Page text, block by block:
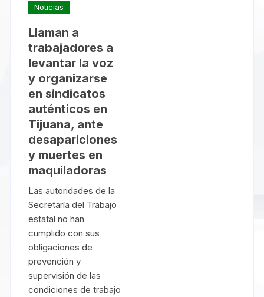
Noticias
Llaman a
trabajadores a
levantar la voz
y organizarse
en sindicatos
auténticos en
Tijuana, ante
desapariciones
y muertes en
maquiladoras
Las autoridades de la
Secretaría del Trabajo
estatal no han
cumplido con sus
obligaciones de
prevención y
supervisión de las
condiciones de trabajo